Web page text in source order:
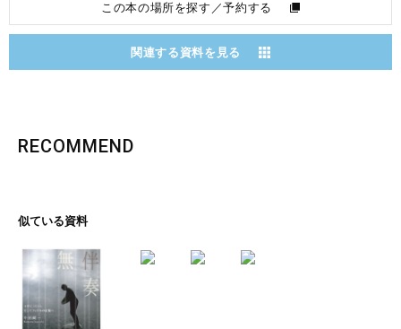
この本の場所を探す／予約する
関連する資料を見る
RECOMMEND
似ている資料